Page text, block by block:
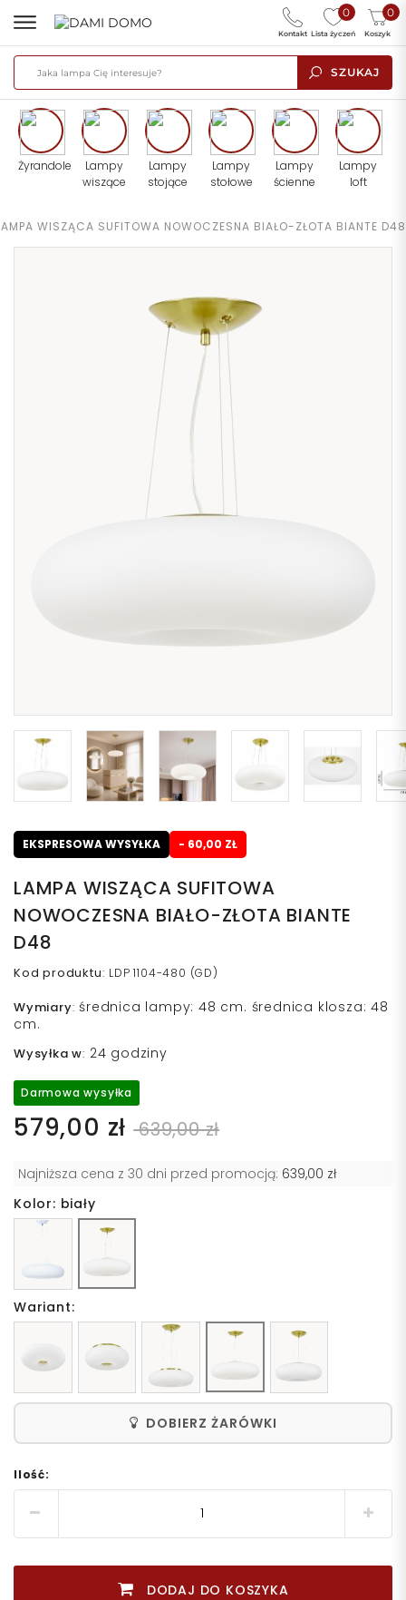
SZUKAJ
0
Lista życzeń
0
Koszyk
Kontakt
Żyrandole
Lampy
wiszące
Lampy
stojące
Lampy
stołowe
Lampy
ścienne
Lampy
loft
WISZĄCA SUFITOWA NOWOCZESNA BIAŁO-ZŁOTA BIANTE D48
EKSPRESOWA WYSYŁKA - 60,00 ZŁ
LAMPA WISZĄCA SUFITOWA
NOWOCZESNA BIAŁO-ZŁOTA BIANTE
D48
Kod produktu: LDP 1104-480 (GD)
Wymiary: średnica lampy: 48 cm. średnica klosza: 48
cm.
Wysyłka w: 24 godziny
Darmowa wysyłka
579,00 zł 639,00 zł
Najniższa cena z 30 dni przed promocją: 639,00 zł
Kolor: biały
Wariant:
DOBIERZ ŻARÓWKI
Ilość:
DODAJ DO KOSZYKA